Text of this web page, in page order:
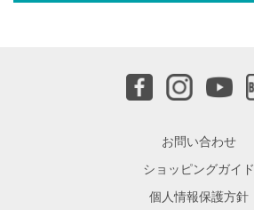
お問い合わせ
ショッピングガイド
個人情報保護方針